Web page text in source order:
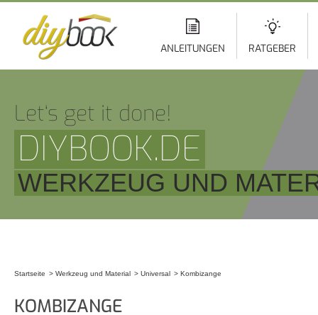
ANLEITUNGEN RATGEBER
Let‘s get it done!
DIYBOOK.DE
WERKZEUG UND
Startseite Werkzeug und Material Universal Kombizange
KOMBIZANGE